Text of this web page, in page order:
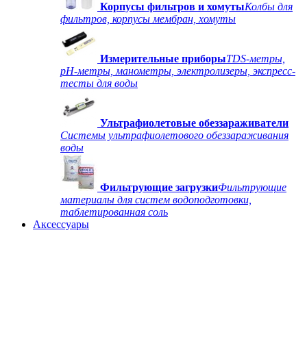
Корпусы фильтров и хомутыКолбы для
фильтров, корпусы мембран, хомуты
Измерительные приборыTDS-метры,
рН-метры, манометры, электролизеры, экспресс-
тесты для воды
Ультрафиолетовые обеззараживатели
Системы ультрафиолетового обеззараживания
воды
Фильтрующие загрузкиФильтрующие
материалы для систем водоподготовки,
таблетированная соль
Аксессуары